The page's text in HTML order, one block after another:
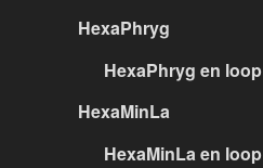
HexaPhryg
HexaPhryg en loop
HexaMinLa
HexaMinLa en loop